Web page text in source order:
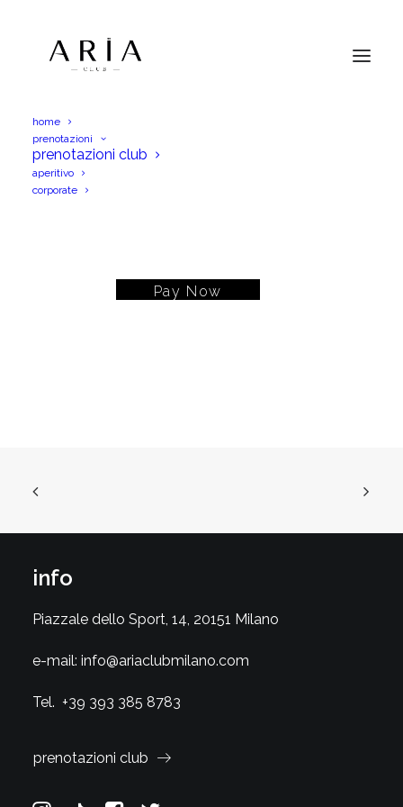
home
prenotazioni
prenotazioni club
aperitivo
corporate
Pay Now
info
Piazzale dello Sport, 14, 20151 Milano
e-mail: info@ariaclubmilano.com
Tel. +39 393 385 8783
prenotazioni club